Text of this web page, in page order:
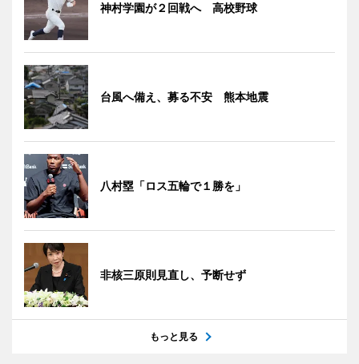
神村学園が２回戦へ 高校野球
台風へ備え、募る不安 熊本地震
八村塁「ロス五輪で１勝を」
非核三原則見直し、予断せず
もっと見る